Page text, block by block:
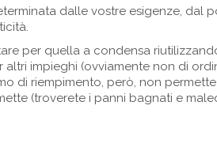
dalle vostre esigenze, dal
per quella a condensa
impieghi (ovviamente non di
di riempimento, però, non
(troverete i panni bagnati e